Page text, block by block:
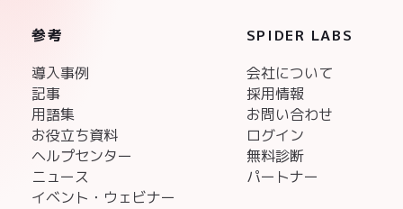
参考
導入事例
記事
用語集
お役立ち資料
ヘルプセンター
ニュース
イベント・ウェビナー
SPIDER LABS
会社について
採用情報
お問い合わせ
ログイン
無料診断
パートナー